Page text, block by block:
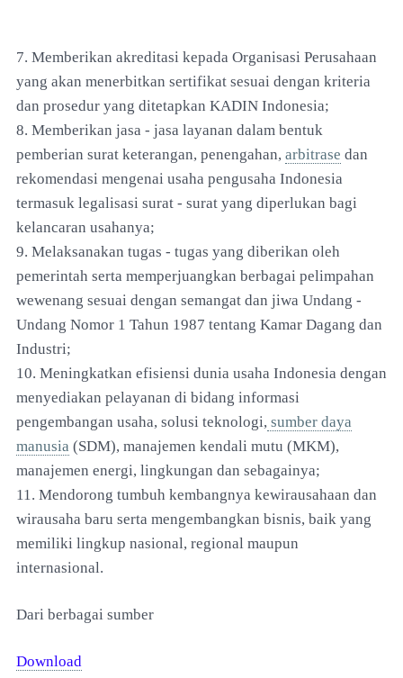
7. Memberikan akreditasi kepada Organisasi Perusahaan
yang akan menerbitkan sertifikat sesuai dengan kriteria
dan prosedur yang ditetapkan KADIN Indonesia;
8. Memberikan jasa - jasa layanan dalam bentuk
pemberian surat keterangan, penengahan, arbitrase dan
rekomendasi mengenai usaha pengusaha Indonesia
termasuk legalisasi surat - surat yang diperlukan bagi
kelancaran usahanya;
9. Melaksanakan tugas - tugas yang diberikan oleh
pemerintah serta memperjuangkan berbagai pelimpahan
wewenang sesuai dengan semangat dan jiwa Undang -
Undang Nomor 1 Tahun 1987 tentang Kamar Dagang dan
Industri;
10. Meningkatkan efisiensi dunia usaha Indonesia dengan
menyediakan pelayanan di bidang informasi
pengembangan usaha, solusi teknologi, sumber daya
manusia (SDM), manajemen kendali mutu (MKM),
manajemen energi, lingkungan dan sebagainya;
11. Mendorong tumbuh kembangnya kewirausahaan dan
wirausaha baru serta mengembangkan bisnis, baik yang
memiliki lingkup nasional, regional maupun
internasional.
Dari berbagai sumber
Download